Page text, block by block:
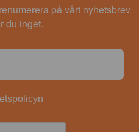
på vårt nyhetsbrev
du inget.